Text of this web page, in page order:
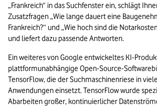
„Frankreich“ in das Suchfenster ein, schlägt
Zusatzfragen „Wie lange dauert eine
Frankreich?“ und „Wie hoch sind die
und liefert dazu passende Antworten.
Ein weiteres von Google entwickeltes KI-
plattformunabhängige Open-Source-
TensorFlow, die der Suchmaschinenriese in
Anwendungen einsetzt. TensorFlow wurde
Abarbeiten großer, kontinuierlicher